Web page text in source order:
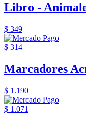
Libro -
$ 349
$ 314
Marcadores
$ 1.190
$ 1.071